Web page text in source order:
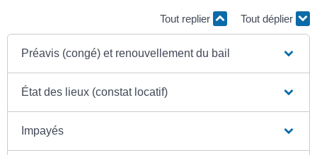
Tout replier Tout déplier
Préavis (congé) et renouvellement du bail
État des lieux (constat locatif)
Impayés